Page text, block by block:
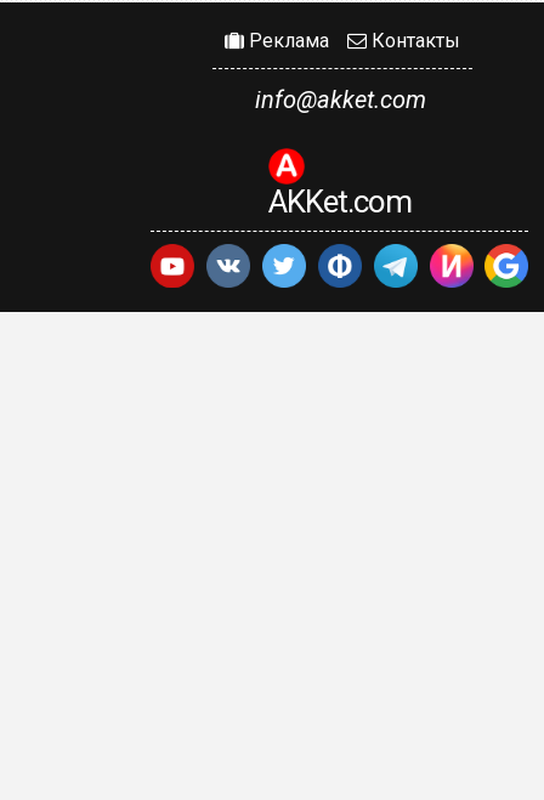
Реклама Контакты
info@akket.com
AKKet.com